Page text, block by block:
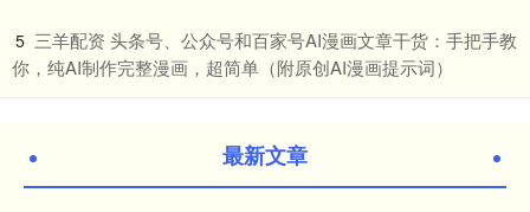
5 ​三羊配资 头条号、公众号和百家号AI漫画文章干货：手把手教
你，纯AI制作完整漫画，超简单（附原创AI漫画提示词）
最新文章